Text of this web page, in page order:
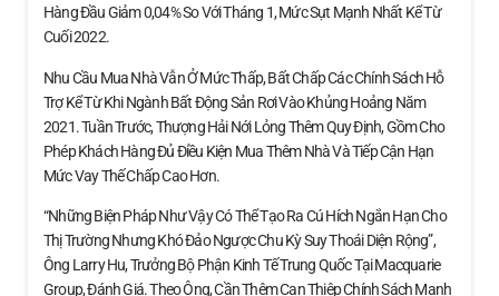
Hàng Đầu Giảm 0,04% So Với Tháng 1, Mức Sụt Mạnh Nhất Kể Từ
Cuối 2022.
Nhu Cầu Mua Nhà Vẫn Ở Mức Thấp, Bất Chấp Các Chính Sách Hỗ
Trợ Kể Từ Khi Ngành Bất Động Sản Rơi Vào Khủng Hoảng Năm
2021. Tuần Trước, Thượng Hải Nới Lỏng Thêm Quy Định, Gồm Cho
Phép Khách Hàng Đủ Điều Kiện Mua Thêm Nhà Và Tiếp Cận Hạn
Mức Vay Thế Chấp Cao Hơn.
“Những Biện Pháp Như Vậy Có Thể Tạo Ra Cú Hích Ngắn Hạn Cho
Thị Trường Nhưng Khó Đảo Ngược Chu Kỳ Suy Thoái Diện Rộng”,
Ông Larry Hu, Trưởng Bộ Phận Kinh Tế Trung Quốc Tại Macquarie
Group, Đánh Giá. Theo Ông, Cần Thêm Can Thiệp Chính Sách Mạnh